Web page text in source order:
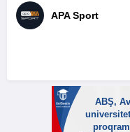
APA Sport